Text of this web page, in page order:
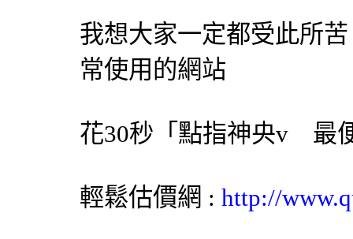
我想大家一定都受此所
常使用的網站
花30秒「點指神央v 最
輕鬆估價網 : http://